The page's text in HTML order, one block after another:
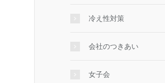
冷え性対策
会社のつきあい
女子会